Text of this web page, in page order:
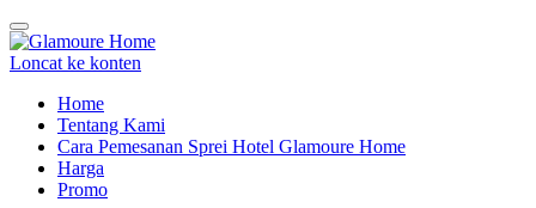
Tukar
navigasi
Loncat ke konten
Home
Tentang Kami
Cara Pemesanan Sprei Hotel Glamoure Home
Harga
Promo